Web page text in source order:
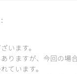
います。
りますが、今回の場
ています。